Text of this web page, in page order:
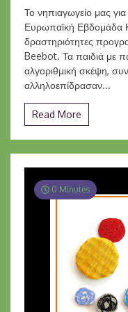
Το νηπιαγωγείο μας
Ευρωπαϊκή Εβδομάδα
δραστηριότητες
Beebot. Τα παιδιά με
αλγοριθμική σκέψη,
αλληλοεπίδρασαν...
Read More
0 Minutes